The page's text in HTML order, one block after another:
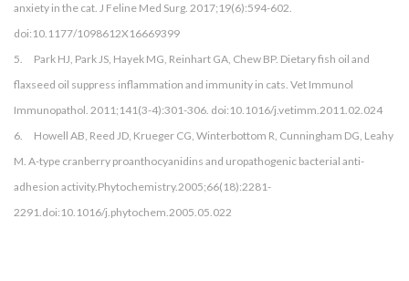
anxiety in the cat. J Feline Med Surg. 2017;19(6):594-602.
doi:10.1177/1098612X16669399
5. Park HJ, Park JS, Hayek MG, Reinhart GA, Chew BP. Dietary fish oil and
flaxseed oil suppress inflammation and immunity in cats. Vet Immunol
Immunopathol. 2011;141(3-4):301-306. doi:10.1016/j.vetimm.2011.02.024
6. Howell AB, Reed JD, Krueger CG, Winterbottom R, Cunningham DG, Leahy
M. A-type cranberry proanthocyanidins and uropathogenic bacterial anti-
adhesion activity.Phytochemistry.2005;66(18):2281-
2291.doi:10.1016/j.phytochem.2005.05.022